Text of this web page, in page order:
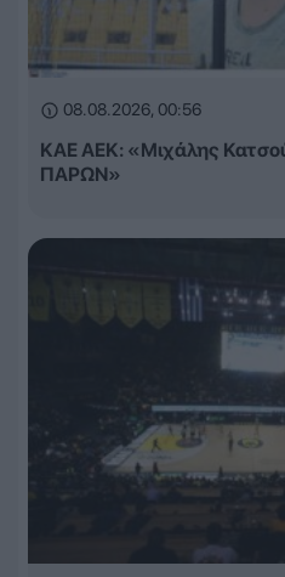
08.08.2026, 00:56
ΚΑΕ ΑΕΚ: «Μιχάλης
ΠΑΡΩΝ»